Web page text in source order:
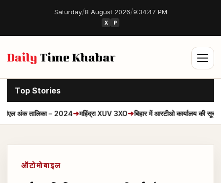
Saturday/8 August 2026/9:34:48 PM
X P
Top Stories
अंक तालिका – 2024➜महिंद्रा XUV 3XO➜बिहार में आरटीओ कार्यालय की सूची➜
ऑटोमोबाइल